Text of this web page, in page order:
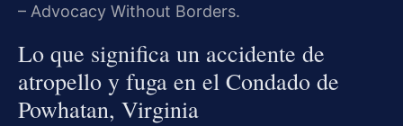
– Advocacy Without Borders.
Lo que significa un accidente de
atropello y fuga en el Condado de
Powhatan, Virginia